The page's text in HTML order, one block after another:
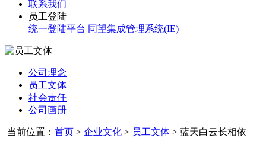
联系我们
员工登陆
统一登陆平台 同望集成管理系统(IE)
公司理念
员工文体
社会责任
公司画册
当前位置： 首页 > 企业文化 > 员工文体 > 蓝天白云长相依